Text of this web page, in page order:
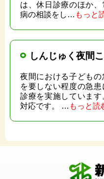
は、休日診療のほか
病の相談をし… もっと
しんじゅく夜間
夜間における子ども
を要しない程度の急
診療を実施していま
対応です。 … もっと読